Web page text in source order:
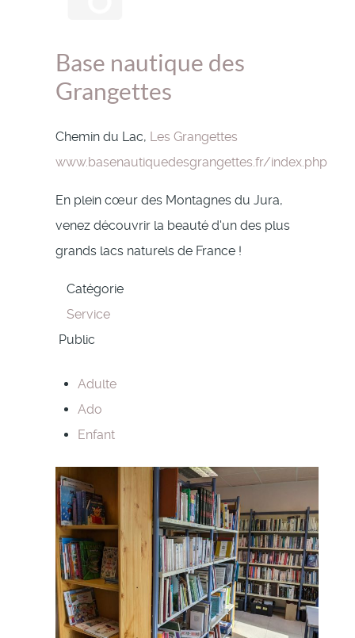
Base nautique des
Grangettes
Chemin du Lac, Les Grangettes
www.basenautiquedesgrangettes.fr/index.php
En plein cœur des Montagnes du Jura,
venez découvrir la beauté d'un des plus
grands lacs naturels de France !
Catégorie
Service
Public
Adulte
Ado
Enfant